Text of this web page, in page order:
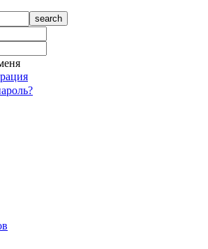
search